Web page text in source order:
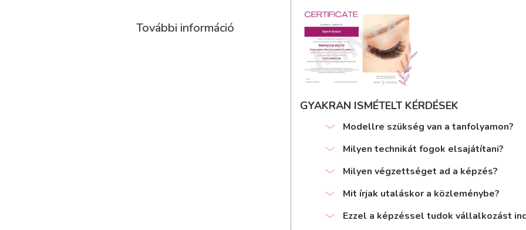
További információ
GYAKRAN ISMÉTELT KÉRDÉSEK
Modellre szükség van a tanfolyamon?
Milyen technikát fogok elsajátítani?
Milyen végzettséget ad a képzés?
Mit írjak utaláskor a közleménybe?
Ezzel a képzéssel tudok vállalkozást